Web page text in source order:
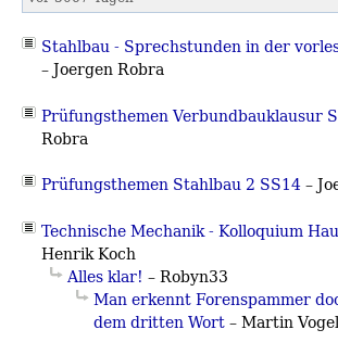
Stahlbau - Sprechstunden in der
–Joergen Robra
Prüfungsthemen Verbundbauklausur
Robra
Prüfungsthemen Stahlbau 2 SS14–
Technische Mechanik - Kolloquium
Henrik Koch
Alles klar! – Robyn33
Man erkennt Forenspammer
dem dritten Wort–Martin Vogel